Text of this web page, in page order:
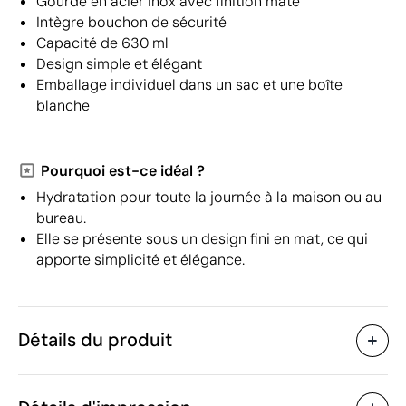
Intègre bouchon de sécurité
Capacité de 630 ml
Design simple et élégant
Emballage individuel dans un sac et une boîte
blanche
Pourquoi est-ce idéal ?
Hydratation pour toute la journée à la maison ou au
bureau.
Elle se présente sous un design fini en mat, ce qui
apporte simplicité et élégance.
Détails du produit
Caractéristiques